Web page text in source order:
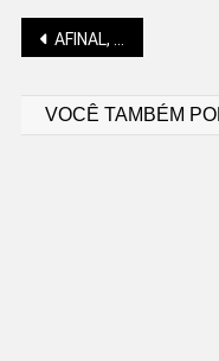
AFINAL, COMO VENDER PARA A PREFEITURA?
VOCÊ TAMBÉM